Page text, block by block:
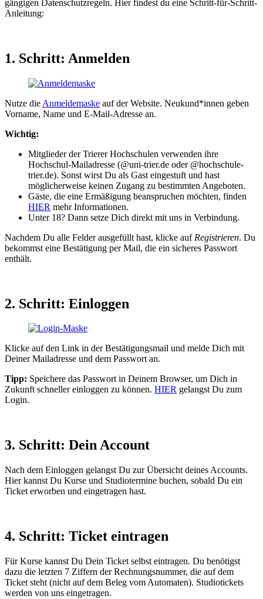
gängigen Datenschutzregeln. Hier findest du eine Schritt-für-Schritt-
Anleitung:
1. Schritt: Anmelden
Nutze die Anmeldemaske auf der Website. Neukund*innen geben
Vorname, Name und E-Mail-Adresse an.
Wichtig:
Mitglieder der Trierer Hochschulen verwenden ihre
Hochschul-Mailadresse (@uni-trier.de oder @hochschule-
trier.de). Sonst wirst Du als Gast eingestuft und hast
möglicherweise keinen Zugang zu bestimmten Angeboten.
Gäste, die eine Ermäßigung beanspruchen möchten, finden
HIER mehr Informationen.
Unter 18? Dann setze Dich direkt mit uns in Verbindung.
Nachdem Du alle Felder ausgefüllt hast, klicke auf Registrieren. Du
bekommst eine Bestätigung per Mail, die ein sicheres Passwort
enthält.
2. Schritt: Einloggen
Klicke auf den Link in der Bestätigungsmail und melde Dich mit
Deiner Mailadresse und dem Passwort an.
Tipp: Speichere das Passwort in Deinem Browser, um Dich in
Zukunft schneller einloggen zu können. HIER gelangst Du zum
Login.
3. Schritt: Dein Account
Nach dem Einloggen gelangst Du zur Übersicht deines Accounts.
Hier kannst Du Kurse und Studiotermine buchen, sobald Du ein
Ticket erworben und eingetragen hast.
4. Schritt: Ticket eintragen
Für Kurse kannst Du Dein Ticket selbst eintragen. Du benötigst
dazu die letzten 7 Ziffern der Rechnungsnummer, die auf dem
Ticket steht (nicht auf dem Beleg vom Automaten). Studiotickets
werden von uns eingetragen.